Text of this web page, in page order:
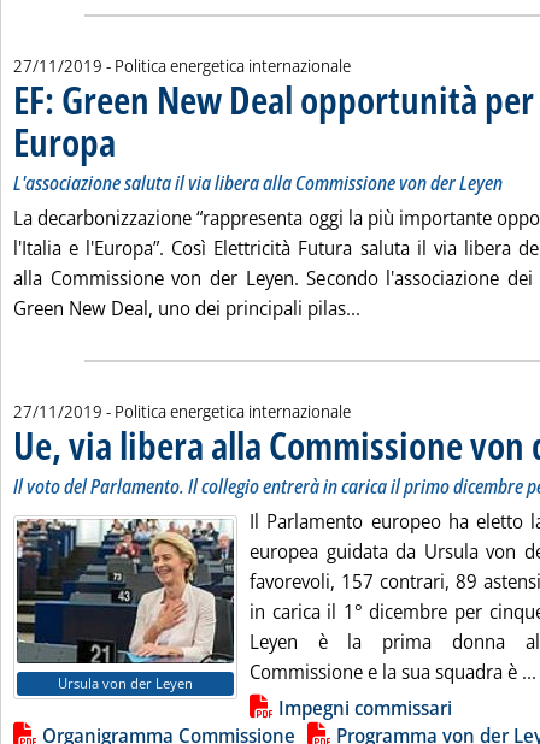
27/11/2019 - Politica energetica internazionale
EF: Green New Deal opportunità
Europa . Sottotitolo: L'associazione saluta il via libera alla Commissione von der
. Pubblicata mercoledì 27 novembre 2019 alle 18.8.
L'associazione saluta il via libera alla Commissione von der Leyen
La decarbonizzazione “rappresenta oggi la più importante
l'Italia e l'Europa”. Così Elettricità Futura saluta il via libera
alla Commissione von der Leyen. Secondo l'associazione
Green New Deal, uno dei principali pilas...
27/11/2019 - Politica energetica internazionale
Ue, via libera alla Commissione von
Il voto del Parlamento. Il collegio entrerà in carica il primo dicembre
Ursula von der Leyen
Il Parlamento europeo ha eletto
europea guidata da Ursula von
favorevoli, 157 contrari, 89
in carica il 1° dicembre per
Leyen è la prima donna
Commissione e la sua squadra è ...
Lista allegati PDF alla notiziaImpegni commissari
Organigramma Commissione
Programma von der